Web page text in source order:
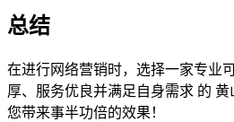
总结
在进行网络营销时，选择一家专业
厚、服务优良并满足自身需求 的 黄
您带来事半功倍的效果！